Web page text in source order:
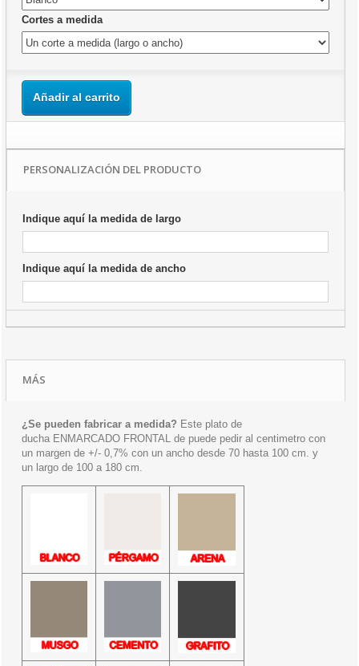
Cortes a medida
Añadir al carrito
PERSONALIZACIÓN DEL PRODUCTO
Indique aquí la medida de largo
Indique aquí la medida de ancho
MÁS
¿Se pueden fabricar a medida? Este plato de
ducha ENMARCADO FRONTAL de puede pedir al centimetro con
un margen de +/- 0,7% con un ancho desde 70 hasta 100 cm. y
un largo de 100 a 180 cm.